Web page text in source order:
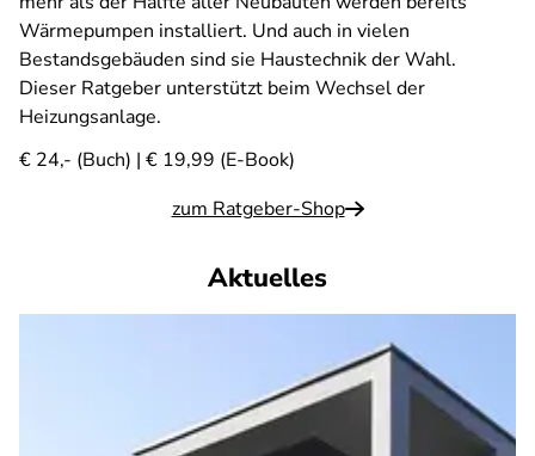
Wärmepumpen installiert. Und auch in vielen
Bestandsgebäuden sind sie Haustechnik der Wahl.
Dieser Ratgeber unterstützt beim Wechsel der
Heizungsanlage.
€ 24,- (Buch) | € 19,99 (E-Book)
zum Ratgeber-Shop
Aktuelles